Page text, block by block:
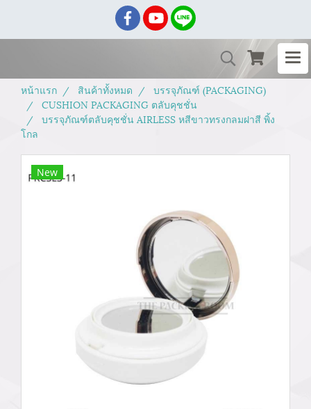
หน้าแรก สินค้าทั้งหมด
บรรจุภัณฑ์ (PACKAGING)
CUSHION PACKAGING ตลับคุชชั่น
บรรจุภัณฑ์ตลับคุชชั่น AIRLESS หสีขาวทรงกลมฝาสี พิ้ง
โกล
New